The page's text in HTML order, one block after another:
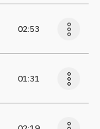
02:53
01:31